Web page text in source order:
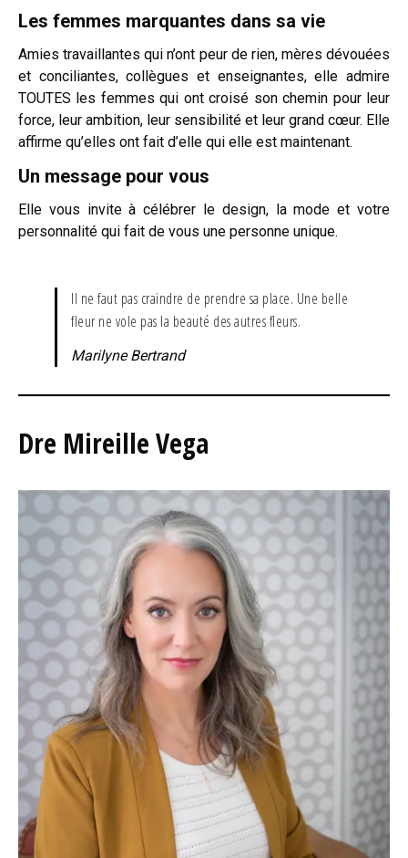
Les femmes marquantes dans sa vie
Amies travaillantes qui n’ont peur de rien, mères dévouées
et conciliantes, collègues et enseignantes, elle admire
TOUTES les femmes qui ont croisé son chemin pour leur
force, leur ambition, leur sensibilité et leur grand cœur. Elle
affirme qu’elles ont fait d’elle qui elle est maintenant.
Un message pour vous
Elle vous invite à célébrer le design, la mode et votre
personnalité qui fait de vous une personne unique.
Il ne faut pas craindre de prendre sa place. Une belle
fleur ne vole pas la beauté des autres fleurs.
Marilyne Bertrand
Dre Mireille Vega